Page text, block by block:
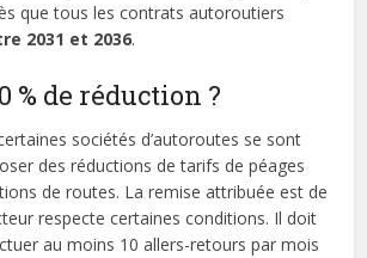
que tous les contrats autoroutiers
2031 et 2036.
% de réduction ?
sociétés d’autoroutes se sont
des réductions de tarifs de péages
de routes. La remise attribuée est de
respecte certaines conditions. Il doit
au moins 10 allers-retours par mois